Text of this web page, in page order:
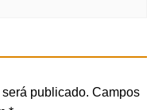
publicado. Campos